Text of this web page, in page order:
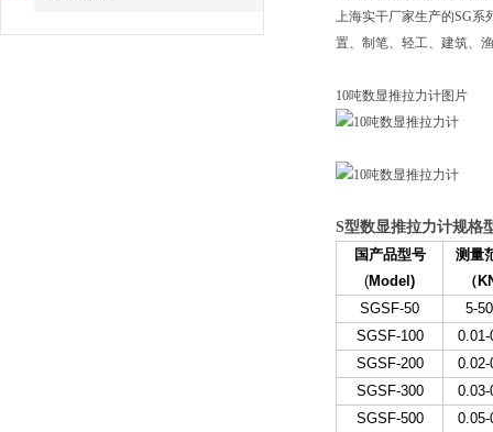
上海实干厂家生产的SG系
置、制笔、轻工、建筑、
10吨数显推拉力计图片
S型数显推拉力计规格
国产品型号
(Model)
测量
（
SGSF-50
5-
SGSF-100
0.01-
SGSF-200
0.02-
SGSF-300
0.03-
SGSF-500
0.05-